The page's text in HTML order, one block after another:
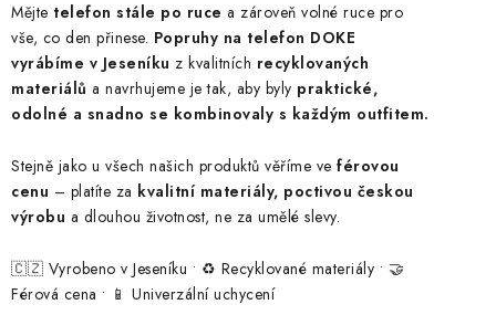
DOPLŇKY
LOUNGE WEAR
ČELENKY
NÁKRČNÍKY A ŠÁLY
Mějte telefon stále po ruce a zároveň volné ruce pro
vše, co den přinese. Popruhy na telefon DOKE
vyrábíme v Jeseníku z kvalitních recyklovaných
materiálů a navrhujeme je tak, aby byly praktické,
odolné a snadno se kombinovaly s každým outfitem.
Stejně jako u všech našich produktů věříme ve férovou
cenu – platíte za kvalitní materiály, poctivou českou
výrobu a dlouhou životnost, ne za umělé slevy.
🇨🇿 Vyrobeno v Jeseníku • ♻️ Recyklované materiály • 🤝
Férová cena • 📱 Univerzální uchycení